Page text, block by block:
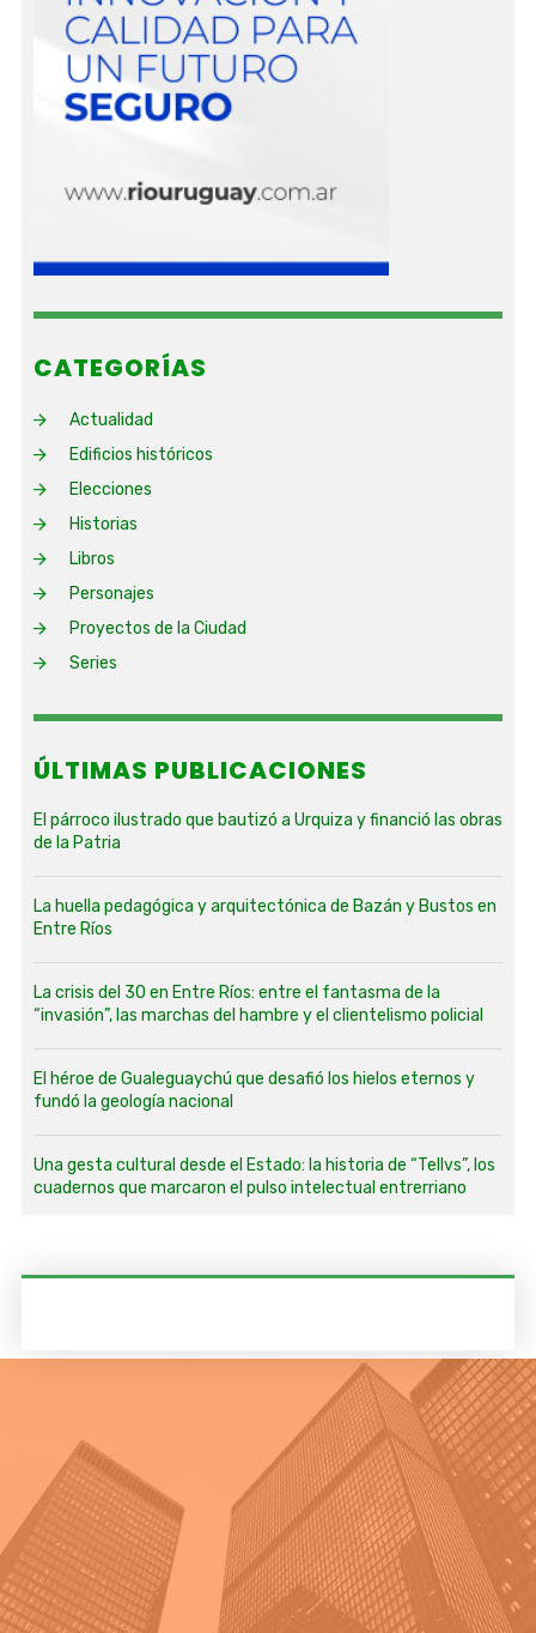
CATEGORÍAS
Actualidad
Edificios históricos
Elecciones
Historias
Libros
Personajes
Proyectos de la Ciudad
Series
ÚLTIMAS PUBLICACIONES
El párroco ilustrado que bautizó a Urquiza y financió las obras
de la Patria
La huella pedagógica y arquitectónica de Bazán y Bustos en
Entre Ríos
La crisis del 30 en Entre Ríos: entre el fantasma de la
“invasión”, las marchas del hambre y el clientelismo policial
El héroe de Gualeguaychú que desafió los hielos eternos y
fundó la geología nacional
Una gesta cultural desde el Estado: la historia de “Tellvs”, los
cuadernos que marcaron el pulso intelectual entrerriano